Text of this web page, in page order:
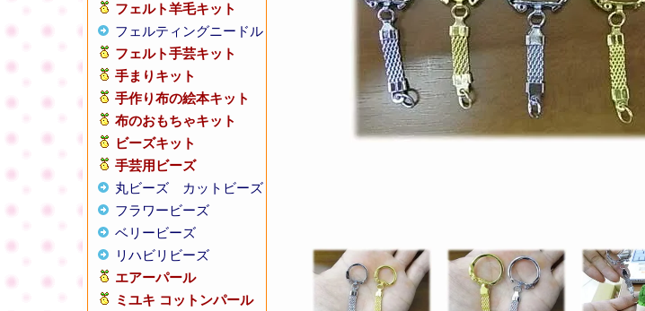
フェルト羊毛キット
フェルティングニードル
フェルト手芸キット
手まりキット
手作り布の絵本キット
布のおもちゃキット
ビーズキット
手芸用ビーズ
丸ビーズ
カットビーズ
フラワービーズ
ベリービーズ
リハビリビーズ
エアーパール
ミユキ コットンパール